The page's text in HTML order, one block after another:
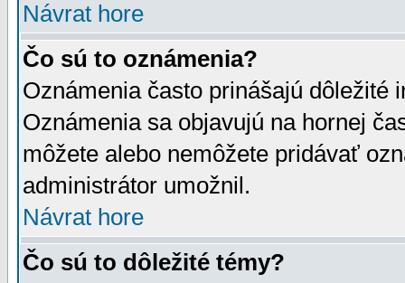
Návrat hore
Čo sú to oznámenia?
Oznámenia často prinášajú dôležité
Oznámenia sa objavujú na hornej
môžete alebo nemôžete pridávať
administrátor umožnil.
Návrat hore
Čo sú to dôležité témy?